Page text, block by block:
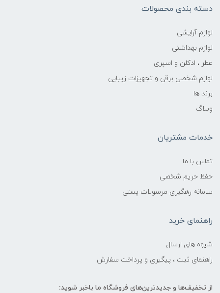
دسته بندی محصولات
لوازم آرایشی
لوازم بهداشتی
عطر ، ادکلن و اسپری
لوازم شخصی برقی و تجهیزات زیبایی
برند ها
وبلاگ
خدمات مشتریان
تماس با ما
حفظ حریم شخصی
سامانه رهگیری مرسولات پستی
راهنمای خرید
شیوه های ارسال
راهنمای ثبت ، پیگیری و پرداخت سفارش
از تخفیف‌ها و جدیدترین‌های فروشگاه ما باخبر شوید: